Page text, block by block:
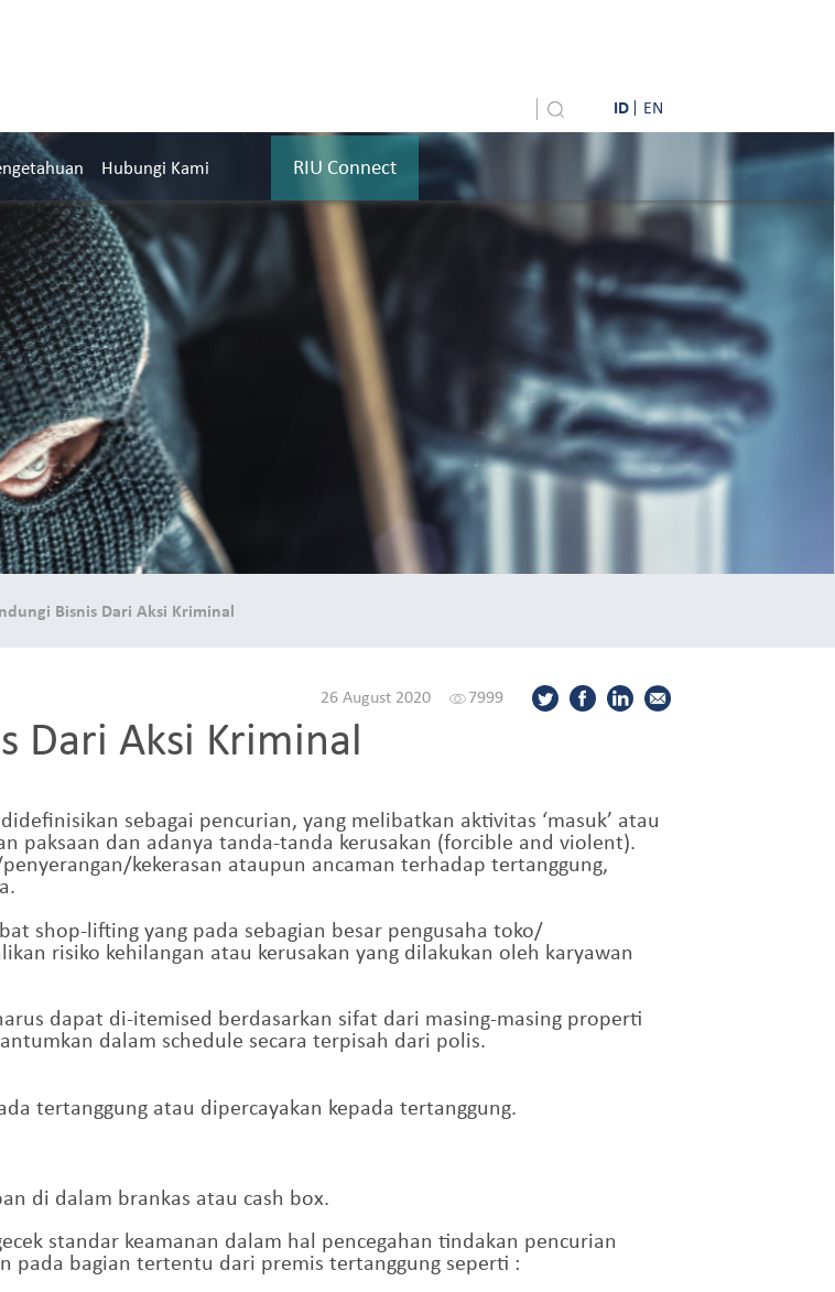
ID EN
Hubungi Kami RIU Connect
Bisnis Dari Aksi Kriminal
26 August 2020 7999
Dari Aksi Kriminal
sebagai pencurian, yang melibatkan aktivitas ‘masuk’ atau
paksaan dan adanya tanda-tanda kerusakan (forcible and violent).
kekerasan ataupun ancaman terhadap tertanggung,
shop-lifting yang pada sebagian besar pengusaha toko/
risiko kehilangan atau kerusakan yang dilakukan oleh karyawan
dapat di-itemised berdasarkan sifat dari masing-masing properti
dalam schedule secara terpisah dari polis.
tertanggung atau dipercayakan kepada tertanggung.
di dalam brankas atau cash box.
standar keamanan dalam hal pencegahan tindakan pencurian
pada bagian tertentu dari premis tertanggung seperti :